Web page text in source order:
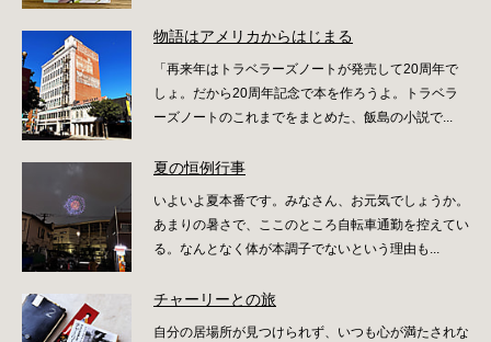
物語はアメリカからはじまる
「再来年はトラベラーズノートが発売して20周年で
しょ。だから20周年記念で本を作ろうよ。トラベラ
ーズノートのこれまでをまとめた、飯島の小説で...
夏の恒例行事
いよいよ夏本番です。みなさん、お元気でしょうか。
あまりの暑さで、ここのところ自転車通勤を控えてい
る。なんとなく体が本調子でないという理由も...
チャーリーとの旅
自分の居場所が見つけられず、いつも心が満たされな